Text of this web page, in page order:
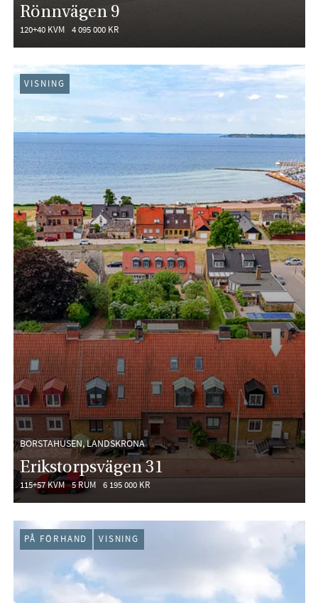
Rönnvägen 9
120+40 KVM 4 095 000 KR
BORSTAHUSEN, LANDSKRONA
Erikstorpsvägen 31
115+57 KVM 5 RUM 6 195 000 KR
VISNING
PÅ FÖRHAND VISNING